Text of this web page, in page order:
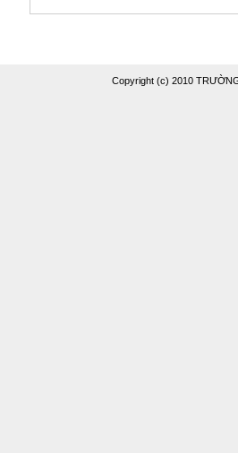
Copyright (c) 2010